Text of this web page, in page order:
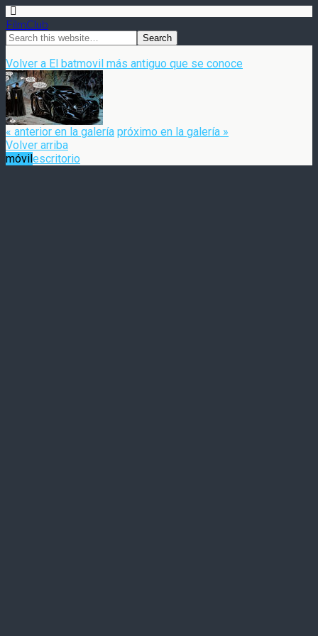
FilmClub
Volver a El batmovil más antiguo que se conoce
« anterior en la galería próximo en la galería »
Volver arriba
móvilescritorio